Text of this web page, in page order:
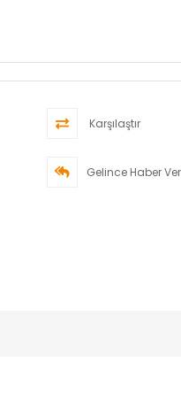
Karşılaştır
Gelince Haber Ver